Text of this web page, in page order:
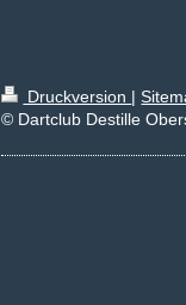
Druckversion |
© Dartclub Destille